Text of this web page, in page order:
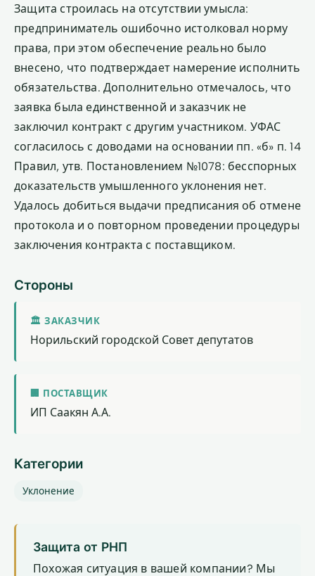
Защита строилась на отсутствии умысла:
предприниматель ошибочно истолковал норму
права, при этом обеспечение реально было
внесено, что подтверждает намерение исполнить
обязательства. Дополнительно отмечалось, что
заявка была единственной и заказчик не
заключил контракт с другим участником. УФАС
согласилось с доводами на основании пп. «б» п. 14
Правил, утв. Постановлением №1078: бесспорных
доказательств умышленного уклонения нет.
Удалось добиться выдачи предписания об отмене
протокола и о повторном проведении процедуры
заключения контракта с поставщиком.
Стороны
🏛 ЗАКАЗЧИК
Норильский городской Совет депутатов
🏢 ПОСТАВЩИК
ИП Саакян А.А.
Категории
Уклонение
Защита от РНП
Похожая ситуация в вашей компании? Мы